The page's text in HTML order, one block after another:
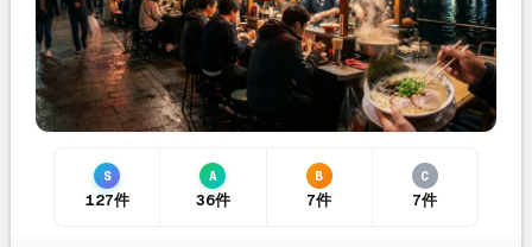
S
127件
A
36件
B
7件
C
7件